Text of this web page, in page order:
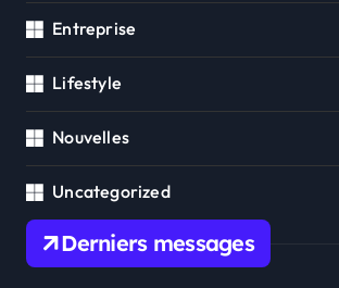
Entreprise
Lifestyle
Nouvelles
Uncategorized
Derniers messages